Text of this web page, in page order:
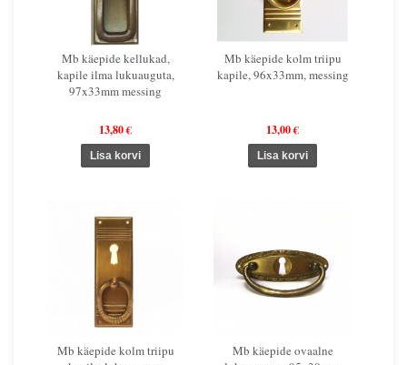
Mb käepide kellukad,
kapile ilma lukuauguta,
97x33mm messing
13,80 €
Mb käepide kolm triipu
kapile, 96x33mm, messing
13,00 €
Mb käepide kolm triipu
Mb käepide ovaalne